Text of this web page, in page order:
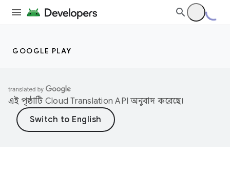
GOOGLE PLAY
এই পৃষ্ঠাটি Cloud Translation API অনুবাদ করেছে।